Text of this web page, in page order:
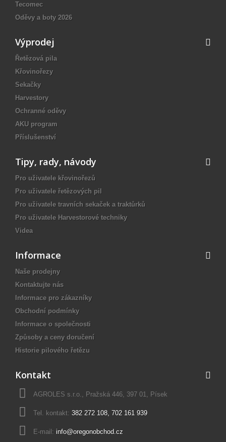
Tecomec
Oděvy a boty 2026
Výprodej
Řetězová pila
Křovinořezy
Sekačky
Harvestory
Ochranné oděvy
AKU program
Příslušenství
Tipy, rady, návody
Pro uživatele křovinořezů
Pro uživatele řetězových pil
Pro uživatele travních sekaček a traktůrků
Pro uživatele Harvestorové techniky
Videa
Informace
Naše prodejny
Kontaktujte nás
Informace pro zákazníky
Obchodní podmínky
Informace o společnosti
Způsoby a ceny doručení
Historie pilového řetězu
Kontakt
AGROLES s.r.o., Pražská 446, 397 01, Písek
Tel. kontakt: 382 272 108, 702 161 939
E-mail: info@oregonobchod.cz